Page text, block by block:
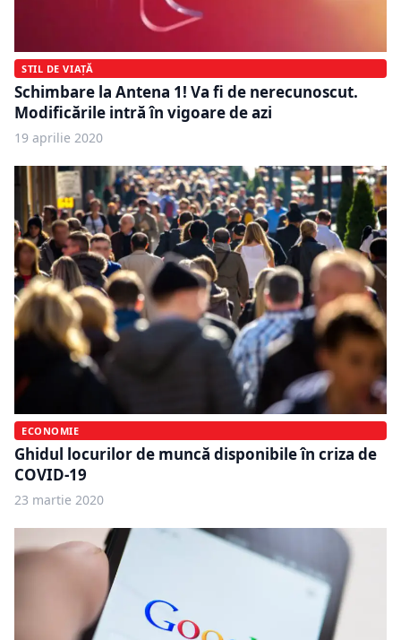
STIL DE VIAȚĂ
Schimbare la Antena 1! Va fi de nerecunoscut.
Modificările intră în vigoare de azi
19 aprilie 2020
ECONOMIE
Ghidul locurilor de muncă disponibile în criza de
COVID-19
23 martie 2020